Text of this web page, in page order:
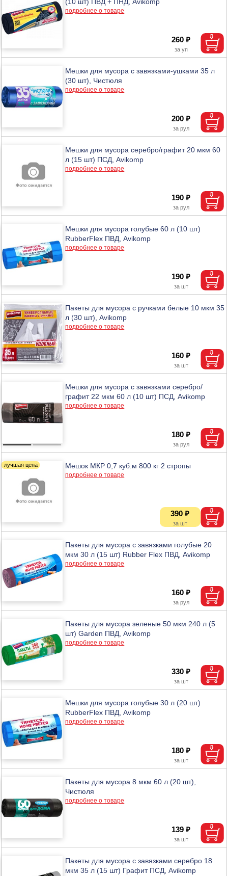
подробнее о товаре
260 ₽
Мешки для мусора с завязками-ушками 35 л
(30 шт), Чистюля
подробнее о товаре
200 ₽
Мешки для мусора серебро/графит 20 мкм 60
л (15 шт) ПСД, Avikomp
подробнее о товаре
190 ₽
Мешки для мусора голубые 60 л (10 шт)
RubberFlex ПВД, Avikomp
подробнее о товаре
190 ₽
Пакеты для мусора с ручками белые 10 мкм 35
л (30 шт), Avikomp
подробнее о товаре
160 ₽
Мешки для мусора с завязками серебро/
графит 22 мкм 60 л (10 шт) ПСД, Avikomp
подробнее о товаре
180 ₽
Мешок МКР 0,7 куб.м 800 кг 2 стропы
подробнее о товаре
390 ₽
Пакеты для мусора с завязками голубые 20
мкм 30 л (15 шт) Rubber Flex ПВД, Avikomp
подробнее о товаре
160 ₽
Пакеты для мусора зеленые 50 мкм 240 л (5
шт) Garden ПВД, Avikomp
подробнее о товаре
330 ₽
Мешки для мусора голубые 30 л (20 шт)
RubberFlex ПВД, Avikomp
подробнее о товаре
180 ₽
Пакеты для мусора 8 мкм 60 л (20 шт),
Чистюля
подробнее о товаре
139 ₽
Пакеты для мусора с завязками серебро 18
мкм 35 л (15 шт) Графит ПСД, Avikomp